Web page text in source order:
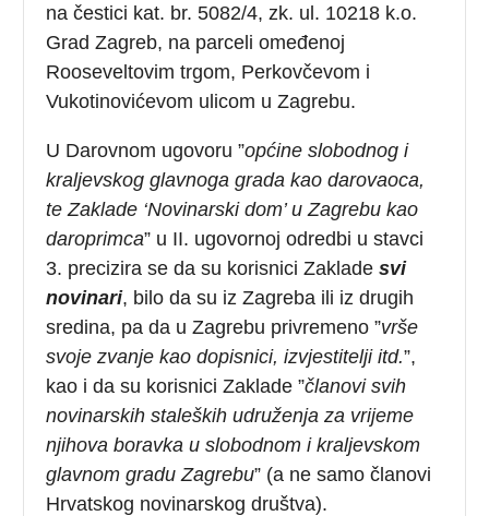
na čestici kat. br. 5082/4, zk. ul. 10218 k.o.
Grad Zagreb, na parceli omeđenoj
Rooseveltovim trgom, Perkovčevom i
Vukotinovićevom ulicom u Zagrebu.
U Darovnom ugovoru ”općine slobodnog i
kraljevskog glavnoga grada kao darovaoca,
te Zaklade ‘Novinarski dom’ u Zagrebu kao
daroprimca” u II. ugovornoj odredbi u stavci
3. precizira se da su korisnici Zakladesvi
novinari, bilo da su iz Zagreba ili iz drugih
sredina, pa da u Zagrebu privremeno ”vrše
svoje zvanje kao dopisnici, izvjestitelji itd.”,
kao i da su korisnici Zaklade ”članovi svih
novinarskih staleških udruženja za vrijeme
njihova boravka u slobodnom i kraljevskom
glavnom gradu Zagrebu” (a ne samo članovi
Hrvatskog novinarskog društva).